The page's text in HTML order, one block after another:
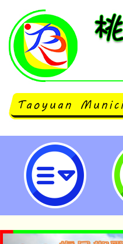
轉知國立臺北
理「2025冬令